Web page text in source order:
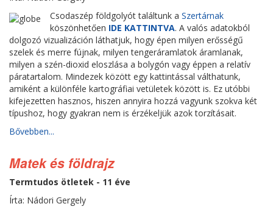
Csodaszép földgolyót találtunk a Szertárnak
köszönhetően IDE KATTINTVA. A valós adatokból
dolgozó vizualizáción láthatjuk, hogy épen milyen erősségű
szelek és merre fújnak, milyen tengeráramlatok áramlanak,
milyen a szén-dioxid eloszlása a bolygón vagy éppen a relatív
páratartalom. Mindezek között egy kattintással válthatunk,
amiként a különféle kartográfiai vetületek között is. Ez utóbbi
kifejezetten hasznos, hiszen annyira hozzá vagyunk szokva két
típushoz, hogy gyakran nem is érzékeljük azok torzításait.
Bővebben...
Matek és földrajz
Termtudos ötletek - 11 éve
Írta: Nádori Gergely